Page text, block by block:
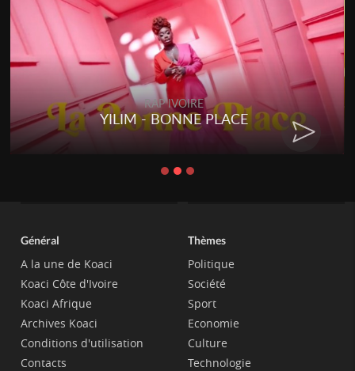
RAP IVOIRE
YILIM - BONNE PLACE
Général
A la une de Koaci
Koaci Côte d'Ivoire
Koaci Afrique
Archives Koaci
Conditions d'utilisation
Contacts
Thèmes
Politique
Société
Sport
Economie
Culture
Technologie